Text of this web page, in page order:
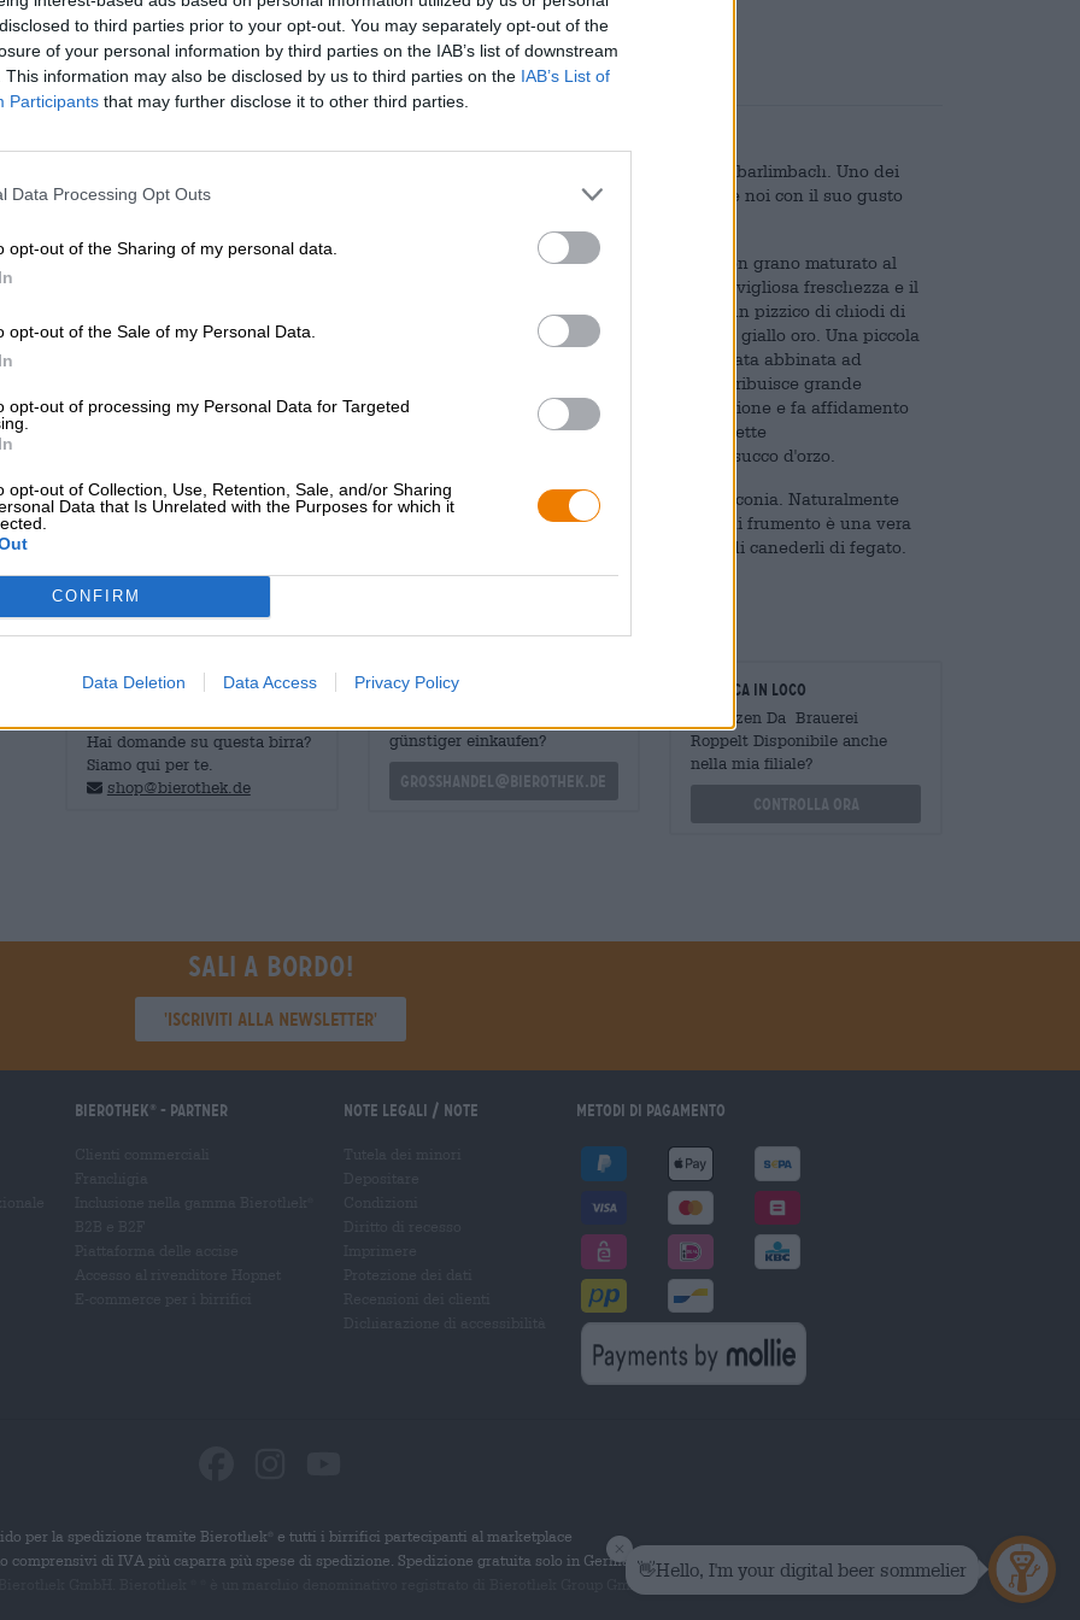
to third parties prior to your opt-out. You may separately opt-out of the
of your personal information by third parties on the IAB’s list of downstream
This information may also be disclosed by us to third parties on the IAB’s List of
Participants that may further disclose it to other third parties.
Data Processing Opt Outs
opt-out of the Sharing of my personal data.
opt-out of the Sale of my Personal Data.
opt-out of processing my Personal Data for Targeted
opt-out of Collection, Use, Retention, Sale, and/or Sharing
Data that Is Unrelated with the Purposes for which it
CONFIRM
Data Deletion Data Access Privacy Policy
* I prezzi sono comprensivi di accisa
Descrizione Informazioni Recensioni(0)
Il birrificio Roppelt è un tradizionale birrificio familiare nella città francone di Stiebarlimbach. Uno dei
tipi di birra più famosi è la birra di frumento, che delizia molti amanti della birra e noi con il suo gusto
La loro interpretazione della famosa birra è una classica Hefeweizen, prodotta con grano maturato al
sole, luppolo, lievito e acqua. Il lievito e i cereali conferiscono alla birra una meravigliosa freschezza e il
suo gusto caratteristico, composto da note cremose di banana, malto morbido e un pizzico di chiodi di
garofano. La birra ha una torbidezza naturale e sfocia nel bicchiere di un torbido giallo oro. Una piccola
corona di schiuma bianca si trova sopra la birra. La birra offre una dolcezza delicata abbinata ad
un'amarezza moderata e una gradazione alcolica del 4,9%. Il birrificio Roppelt attribuisce grande
importanza alla qualità e alla sostenibilità. Lei acquista malto e luppolo dalla regione e fa affidamento
su una produzione delicata e rispettosa dell'ambiente. La gamma dei Roppelt riflette
meravigliosamente l'arte birraria della loro terra natale e il loro entusiasmo per il succo d'orzo.
La birra di frumento di Roppelt si sposa perfettamente con molti piatti della Franconia. Naturalmente
ha un sapore migliore con salsicce bianche, salatini e senape dolce, ma la birra di frumento è una vera
rivelazione anche con altri piatti sostanziosi come lo stinco di maiale o la zuppa di canederli di fegato.
CONSULENZA GRATUITA SULLA
Hai domande su questa birra?
Siamo qui per te.
shop@bierothek.de
commercianti o ristoratori
günstiger einkaufen?
grosshandel@bierothek.de
Verifica in loco
È Weizen Da Brauerei
Roppelt Disponibile anche
nella mia filiale?
Controlla ora
Sali a bordo!
'Iscriviti alla newsletter'
Bierothek - Partner Note legali / Note Metodi di pagamento
per la spedizione tramite Bierothek
e tutti i birrifici partecipanti al marketplace
comprensivi di IVA più caparra più spese di spedizione. Spedizione gratuita solo in Germania.
marchio denominativo registrato di Bierothek Group GmbH. Tutti i diritti riservati.